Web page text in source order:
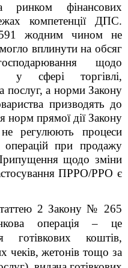
ринком фінансових
компетенції ДПС.
жодним чином не
вплинути на обсяг
щодо
у сфері торгівлі,
послуг, а норми Закону
призводять до
норм прямої дії Закону
процеси
операцій при продажу
щодо зміни
ПРРО/РРО є
2 Закону № 265
операція – це
готівкових коштів,
чеків, жетонів тощо за